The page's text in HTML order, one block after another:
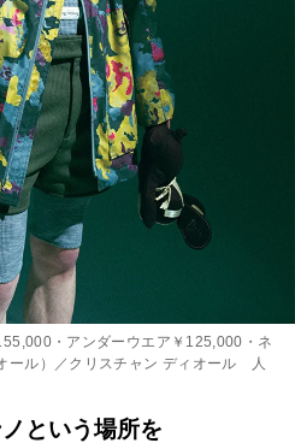
・アンダーウエア￥125,000・ネ
ール）／クリスチャン ディオール 人
という場所を